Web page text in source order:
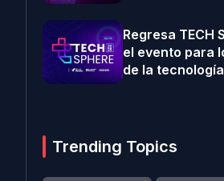
Regresa TECH
el evento para
de la tecnología
Trending Topics